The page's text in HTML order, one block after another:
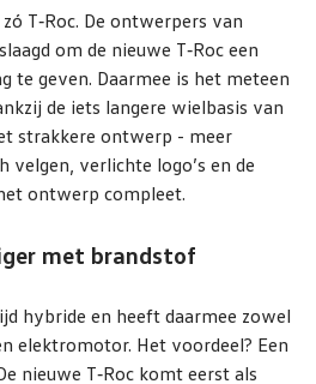
T‑Roc. De ontwerpers van
om de nieuwe T‑Roc een
te geven. Daarmee is het meteen
de iets langere wielbasis van
strakkere ontwerp - meer
velgen, verlichte logo’s en de
ontwerp compleet.
met brandstof
hybride en heeft daarmee zowel
elektromotor. Het voordeel? Een
nieuwe T‑Roc komt eerst als